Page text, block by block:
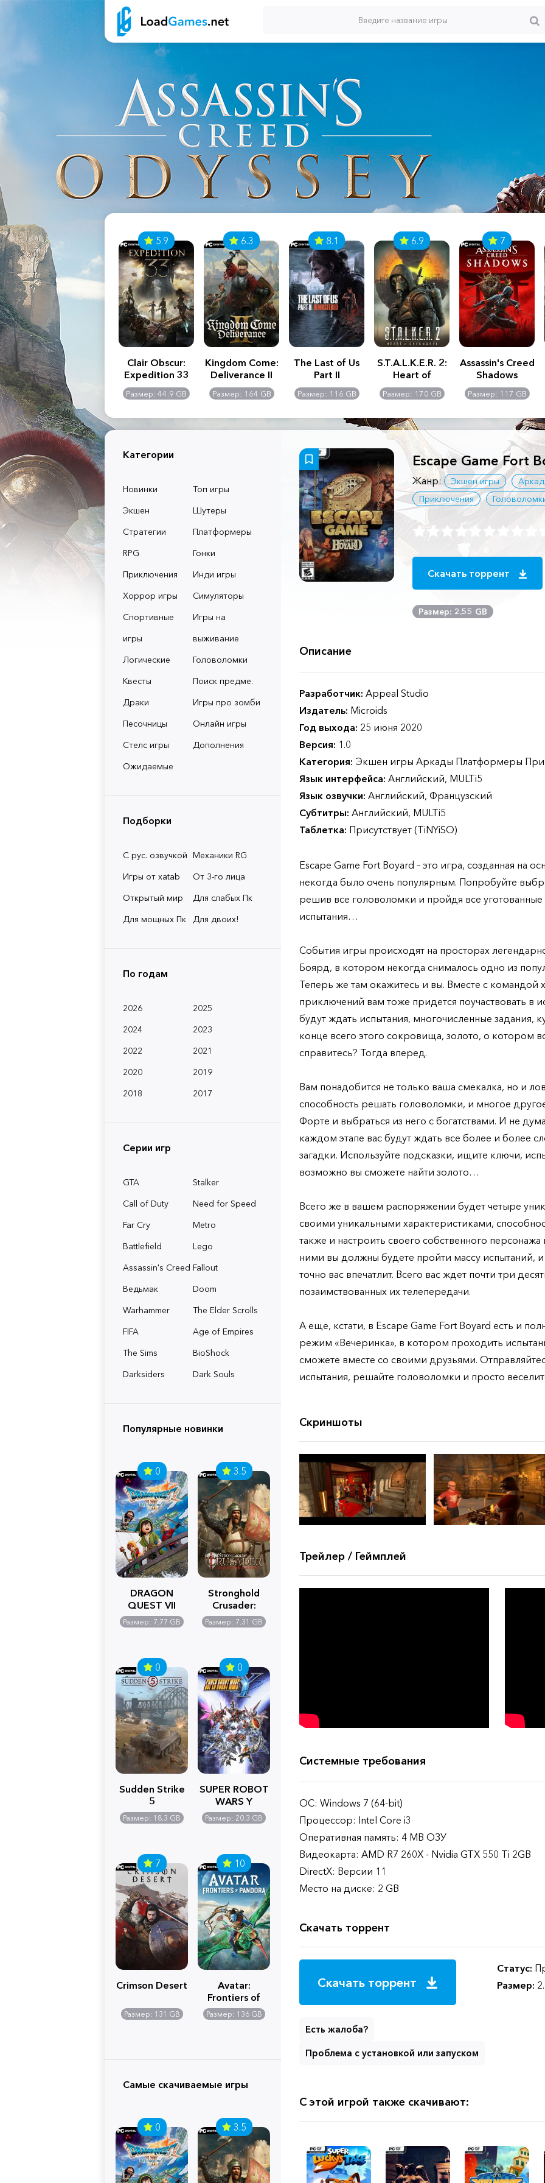
2:
-
GB
Assassin's Creed
Shadows
Размер: 117 GB
5.9
Clair Obscur:
Expedition 33
Размер: 44.9 GB
6.3
Kingdom Come:
Deliverance II
Размер: 164 GB
8.1
The Last of Us
Part II
Remastered
Размер: 116 GB
6.9
S.T.A.L.K.E.R. 2:
Heart of
Chernobyl -
Ultimate Edition
Размер: 170 GB
7
Assassin's Creed
Shadows
Размер: 117 GB
Категории
Новинки
Топ игры
Экшен
Шутеры
Стратегии
Платформеры
RPG
Гонки
Приключения
Инди игры
Хоррор игры
Симуляторы
Спортивные
игры
Игры на
выживание
Логические
Головоломки
Квесты
Поиск предме.
Драки
Игры про зомби
Песочницы
Онлайн игры
Стелс игры
Дополнения
Ожидаемые
Подборки
С рус. озвучкой Механики RG
Игры от xatab
От 3-го лица
Открытый мир
Для слабых Пк
Для мощных Пк
Для двоих!
По годам
2026
2025
2024
2023
2022
2021
2020
2019
2018
2017
Серии игр
GTA
Stalker
Call of Duty
Need for Speed
Far Cry
Metro
Battlefield
Lego
Assassin's Creed Fallout
Ведьмак
Doom
Warhammer
The Elder Scrolls
FIFA
Age of Empires
The Sims
BioShock
Darksiders
Dark Souls
Популярные новинки
0
DRAGON
QUEST VII
Reimagined
Размер: 7.77 GB
3.5
Stronghold
Crusader:
Definitive
Edition
Размер: 7.31 GB
0
Sudden Strike
5
Размер: 18.3 GB
0
SUPER ROBOT
WARS Y
Размер: 20.3 GB
7
Crimson Desert
Размер: 131 GB
10
Avatar:
Frontiers of
Pandora
Размер: 136 GB
Самые скачиваемые игры
0 3.5
Escape Game Fort
Жанр: Экшен игры
Приключения
Скачать торрент
Размер: 2.55 GB
Описание
Разработчик: Appeal Studio
Издатель: Microids
Год выхода: 25 июня 2020
Версия: 1.0
Категория: Экшен игры Аркады Платформеры
Язык интерфейса: Английский, MULTi5
Язык озвучки: Английский, Французский
Субтитры: Английский, MULTi5
Таблетка: Присутствует (TiNYiSO)
Escape Game Fort Boyard – это игра, созданная на
некогда было очень популярным. Попробуйте
решив все головоломки и пройдя все
испытания…
События игры происходят на просторах
Боярд, в котором некогда снималось одно из
Теперь же там окажитесь и вы. Вместе с командой
приключений вам тоже придется поучаствовать в
будут ждать испытания, многочисленные задания,
конце всего этого сокровища, золото, о котором
справитесь? Тогда вперед.
Вам понадобится не только ваша смекалка, но и
способность решать головоломки, и многое
Форте и выбраться из него с богатствами. И не
каждом этапе вас будут ждать все более и более
загадки. Используйте подсказки, ищите ключи,
возможно вы сможете найти золото…
Всего же в вашем распоряжении будет четыре
своими уникальными характеристиками,
также и настроить своего собственного
ними вы должны будете пройти массу испытаний,
точно вас впечатлит. Всего вас ждет почти три
позаимствованных их телепередачи.
А еще, кстати, в Escape Game Fort Boyard есть и
режим «Вечеринка», в котором проходить
сможете вместе со своими друзьями.
испытания, решайте головоломки и просто
Скриншоты
Трейлер / Геймплей
Системные требования
ОС: Windows 7 (64-bit)
Процессор: Intel Core i3
Оперативная память: 4 MB ОЗУ
Видеокарта: AMD R7 260X - Nvidia GTX 550 Ti 2GB
DirectX: Версии 11
Место на диске: 2 GB
Скачать торрент
Скачать торрент
Статус:
Размер:
Есть жалоба?
Проблема с установкой или запуском
С этой игрой также скачивают: